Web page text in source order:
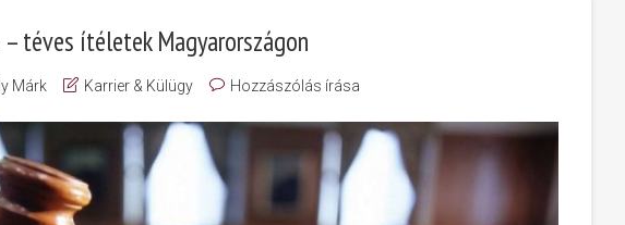
téves ítéletek Magyarországon
Márk Karrier & Külügy Hozzászólás írása